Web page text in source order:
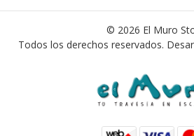
© 2026 El Muro
Todos los derechos reservados.